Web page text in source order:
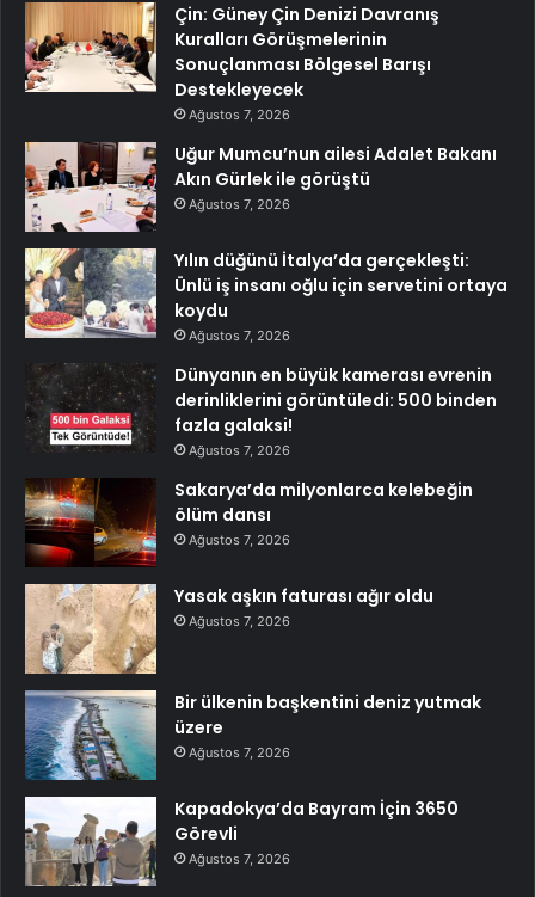
Çin: Güney Çin Denizi Davranış
Kuralları Görüşmelerinin
Sonuçlanması Bölgesel Barışı
Destekleyecek
Ağustos 7, 2026
Uğur Mumcu’nun ailesi Adalet Bakanı
Akın Gürlek ile görüştü
Ağustos 7, 2026
Yılın düğünü İtalya’da gerçekleşti:
Ünlü iş insanı oğlu için servetini ortaya
koydu
Ağustos 7, 2026
Dünyanın en büyük kamerası evrenin
derinliklerini görüntüledi: 500 binden
fazla galaksi!
Ağustos 7, 2026
Sakarya’da milyonlarca kelebeğin
ölüm dansı
Ağustos 7, 2026
Yasak aşkın faturası ağır oldu
Ağustos 7, 2026
Bir ülkenin başkentini deniz yutmak
üzere
Ağustos 7, 2026
Kapadokya’da Bayram İçin 3650
Görevli
Ağustos 7, 2026